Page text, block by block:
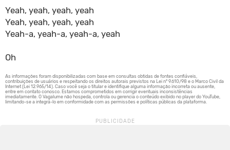
Yeah, yeah, yeah, yeah
Yeah, yeah, yeah, yeah
Yeah-a, yeah-a, yeah-a, yeah
Oh